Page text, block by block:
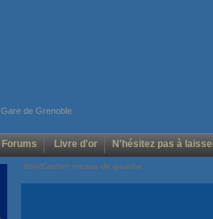
Gare de Grenoble
Forums Livre d'or N'hésitez pas à
Voir/Cacher menus de gauche